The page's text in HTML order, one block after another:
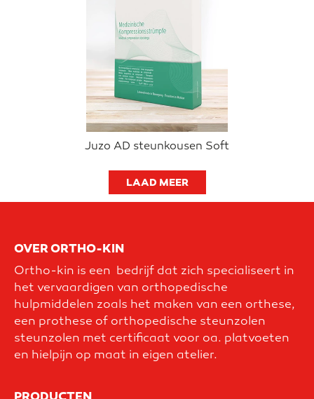
Juzo AD steunkousen Soft
LAAD MEER
OVER ORTHO-KIN
Ortho-kin is een bedrijf dat zich specialiseert in
het vervaardigen van orthopedische
hulpmiddelen zoals het maken van een orthese,
een prothese of orthopedische steunzolen
steunzolen met certificaat voor oa. platvoeten
en hielpijn op maat in eigen atelier.